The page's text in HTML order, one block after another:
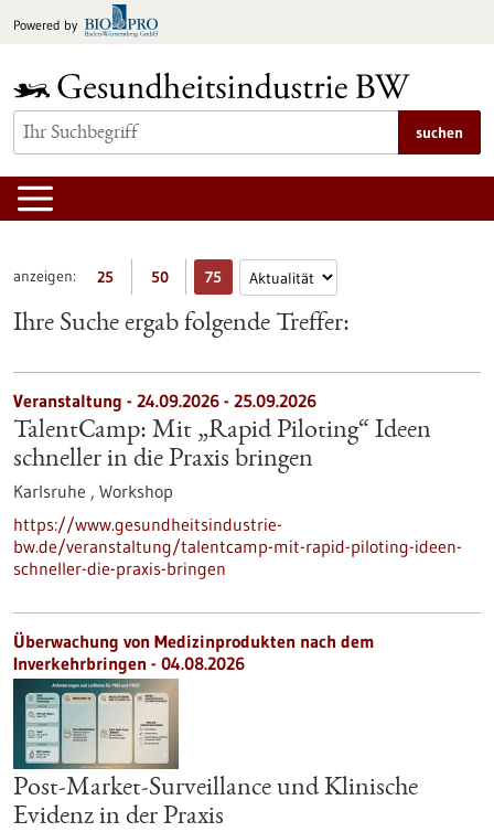
Inhalt
Powered by
suchen
anzeigen: 25 50 75
Ihre Suche ergab folgende Treffer:
Veranstaltung - 24.09.2026 - 25.09.2026
TalentCamp: Mit „Rapid Piloting“ Ideen
schneller in die Praxis bringen
Karlsruhe , Workshop
https://www.gesundheitsindustrie-
bw.de/veranstaltung/talentcamp-mit-rapid-piloting-ideen-
schneller-die-praxis-bringen
Überwachung von Medizinprodukten nach dem
Inverkehrbringen - 04.08.2026
Post-Market-Surveillance und Klinische
Evidenz in der Praxis